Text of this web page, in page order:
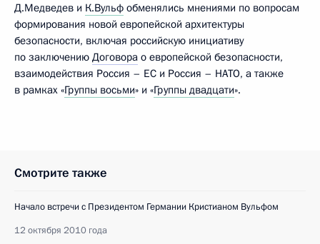
Д.Медведев и К.Вульф обменялись мнениями по вопросам
формирования новой европейской архитектуры
безопасности, включая российскую инициативу
по заключению Договора о европейской безопасности,
взаимодействия Россия – ЕС и Россия – НАТО, а также
в рамках «Группы восьми» и «Группы двадцати».
Смотрите также
Начало встречи с Президентом Германии Кристианом Вульфом
12 октября 2010 года